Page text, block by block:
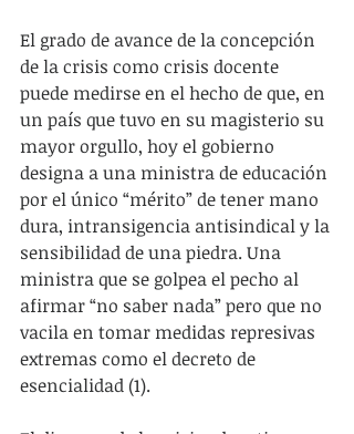
El grado de avance de la concepción
de la crisis como crisis docente
puede medirse en el hecho de que, en
un país que tuvo en su magisterio su
mayor orgullo, hoy el gobierno
designa a una ministra de educación
por el único “mérito” de tener mano
dura, intransigencia antisindical y la
sensibilidad de una piedra. Una
ministra que se golpea el pecho al
afirmar “no saber nada” pero que no
vacila en tomar medidas represivas
extremas como el decreto de
esencialidad (1).